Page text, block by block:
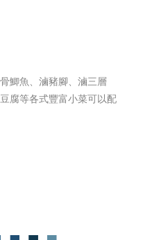
鯽魚、滷豬腳、滷三層
腐等各式豐富小菜可以配